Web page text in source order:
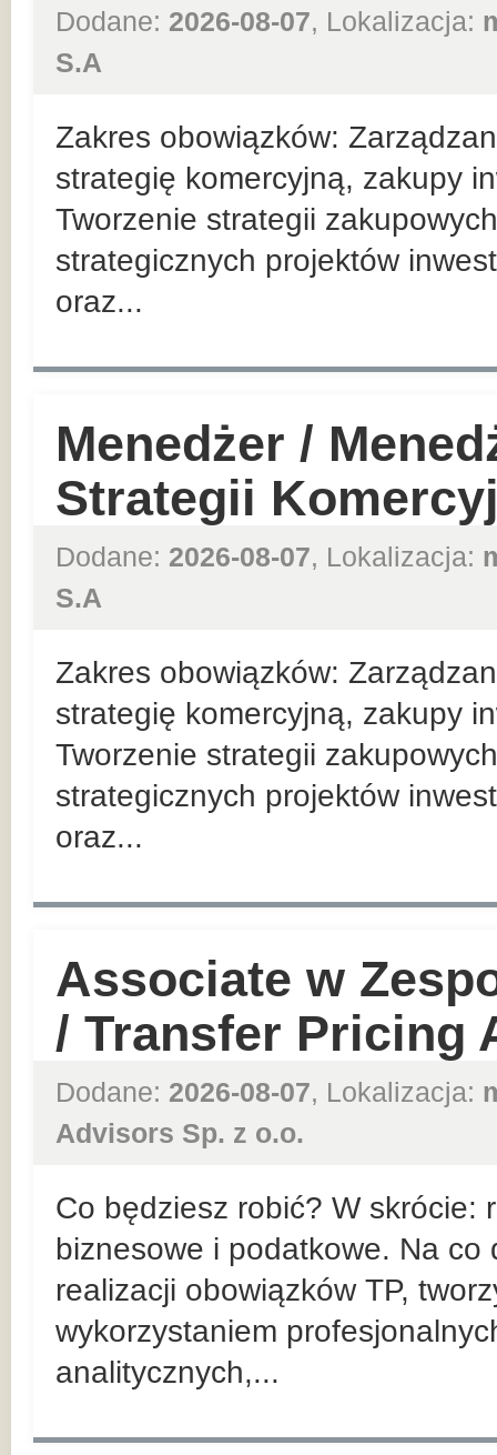
Dodane: 2026-08-07, Lokalizacja:
S.A
Zakres obowiązków:
strategię komercyjną, zakupy
Tworzenie strategii
strategicznych projektów
oraz...
Menedżer /
Strategii
Dodane: 2026-08-07, Lokalizacja:
S.A
Zakres obowiązków:
strategię komercyjną, zakupy
Tworzenie strategii
strategicznych projektów
oraz...
Associate w
/ Transfer Pricing
Dodane: 2026-08-07, Lokalizacja:
Advisors Sp. z o.o.
Co będziesz robić? W skrócie:
biznesowe i podatkowe. Na
realizacji obowiązków TP,
wykorzystaniem
analitycznych,...